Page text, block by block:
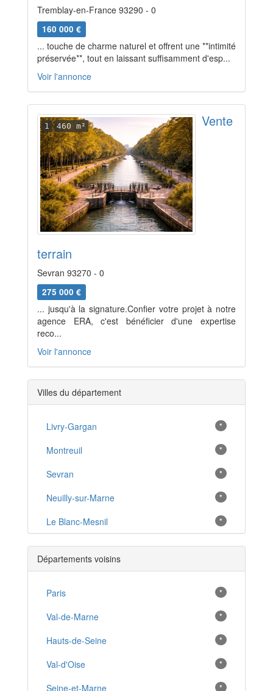
Tremblay-en-France 93290 - 0
160 000 €
... touche de charme naturel et offrent une **intimité
préservée**, tout en laissant suffisamment d'esp...
Voir l'annonce
1 460 m² Vente
terrain
Sevran 93270 - 0
275 000 €
... jusqu'à la signature.Confier votre projet à notre
agence ERA, c'est bénéficier d'une expertise
reco...
Voir l'annonce
Villes du département
Livry-Gargan *
Montreuil *
Sevran *
Neuilly-sur-Marne *
Le Blanc-Mesnil *
Noisy-le-Grand *
Saint-Ouen *
Tremblay-en-France *
Saint-Denis *
Aubervilliers *
Drancy *
Villepinte *
Départements voisins
Paris *
Val-de-Marne *
Hauts-de-Seine *
Val-d'Oise *
Seine-et-Marne *